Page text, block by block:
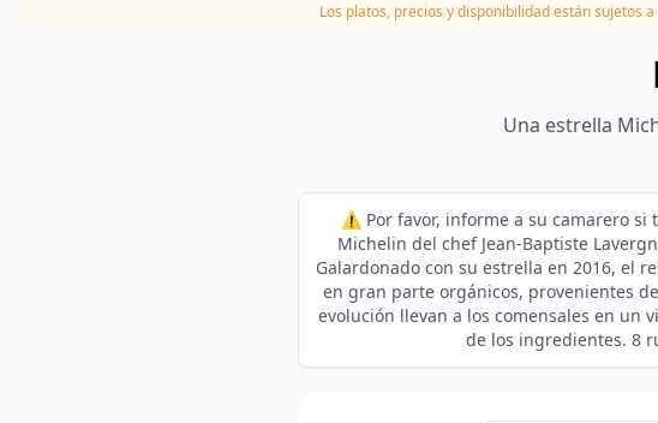
Los platos, precios y disponibilidad están sujetos
Una estrella
⚠️ Por favor, informe a su camarero si
Michelin del chef Jean-Baptiste
Galardonado con su estrella en 2016, el
en gran parte orgánicos, provenientes
evolución llevan a los comensales en un
de los ingredientes. 8